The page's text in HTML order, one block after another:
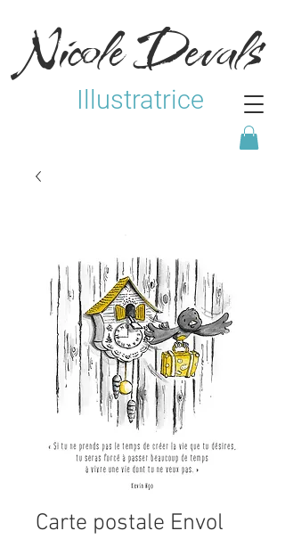
Nicole Devals
Illustratrice
Carte postale Envol